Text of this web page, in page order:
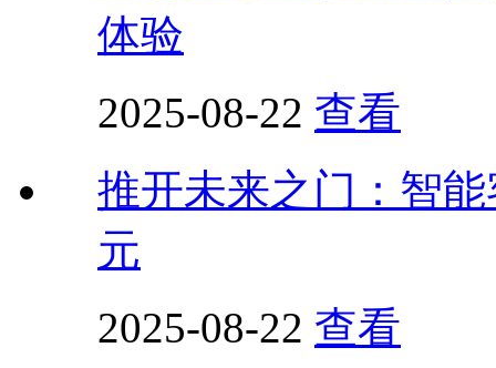
体验
2025-08-22 查看
推开未来之门：智
元
2025-08-22 查看